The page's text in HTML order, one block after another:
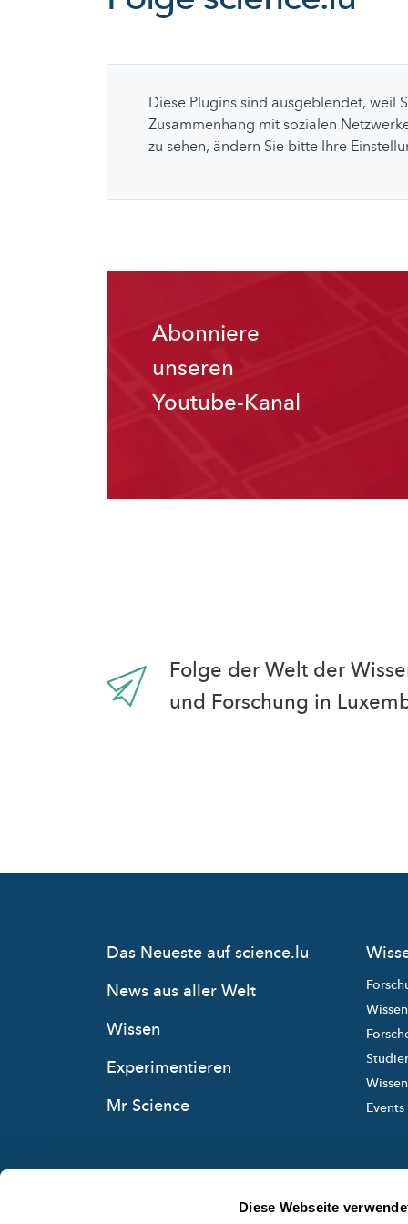
Diese Webseite
Diese Plugins sind ausgeblendet, weil
Zusammenhang mit sozialen
zu sehen, ändern Sie bitte Ihre
Abonniere
unseren
Youtube-Kanal
Folge der Welt der
und Forschung in
Das Neueste auf science.lu
News aus aller Welt
Wissen
Experimentieren
Mr Science
Events